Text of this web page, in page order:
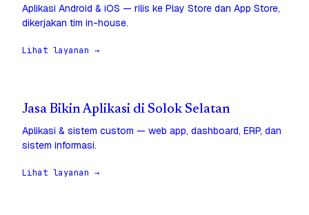
Aplikasi Android & iOS — rilis ke Play Store dan App Store,
dikerjakan tim in-house.
Lihat layanan →
Jasa Bikin Aplikasi di Solok Selatan
Aplikasi & sistem custom — web app, dashboard, ERP, dan
sistem informasi.
Lihat layanan →